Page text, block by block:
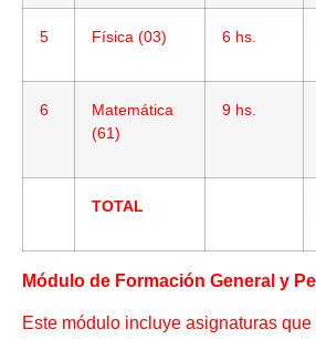
5 Física (03) 6 hs.
6
Matemática
(61)
9 hs.
TOTAL
Módulo de Formación General y
Este módulo incluye asignaturas que